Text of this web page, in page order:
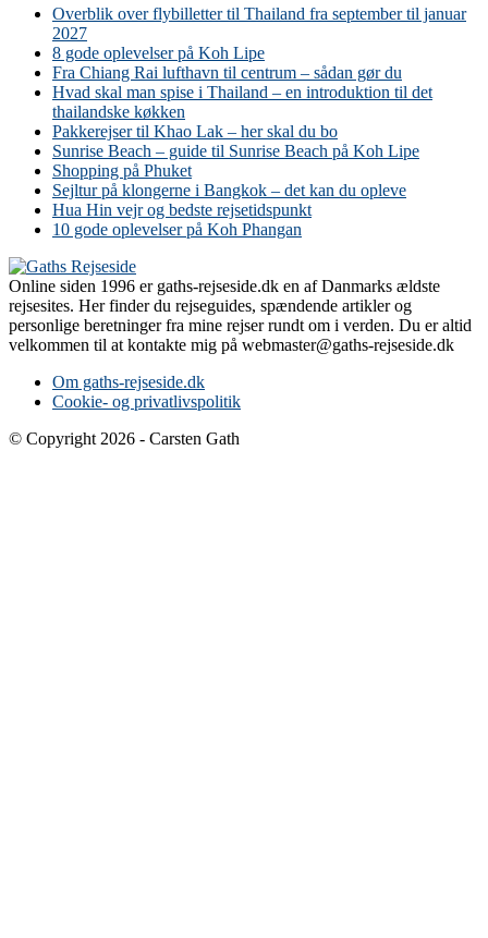
Overblik over flybilletter til Thailand fra september til januar
2027
8 gode oplevelser på Koh Lipe
Fra Chiang Rai lufthavn til centrum – sådan gør du
Hvad skal man spise i Thailand – en introduktion til det
thailandske køkken
Pakkerejser til Khao Lak – her skal du bo
Sunrise Beach – guide til Sunrise Beach på Koh Lipe
Shopping på Phuket
Sejltur på klongerne i Bangkok – det kan du opleve
Hua Hin vejr og bedste rejsetidspunkt
10 gode oplevelser på Koh Phangan
Online siden 1996 er gaths-rejseside.dk en af Danmarks ældste
rejsesites. Her finder du rejseguides, spændende artikler og
personlige beretninger fra mine rejser rundt om i verden. Du er altid
velkommen til at kontakte mig på webmaster@gaths-rejseside.dk
Om gaths-rejseside.dk
Cookie- og privatlivspolitik
© Copyright 2026 - Carsten Gath